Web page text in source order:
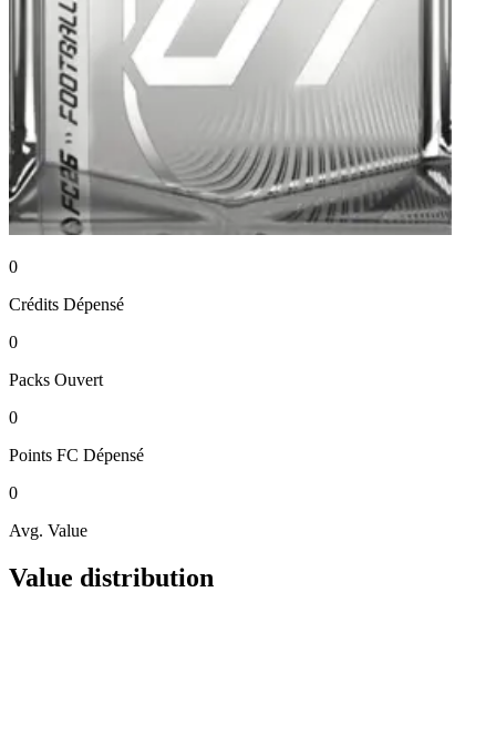
0
Crédits Dépensé
0
Packs Ouvert
0
Points FC Dépensé
0
Avg. Value
Value distribution